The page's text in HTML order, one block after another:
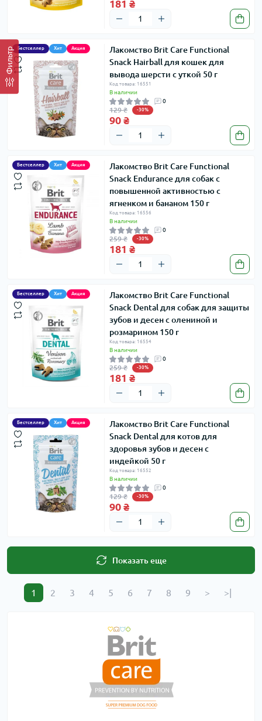
Фильтр
181 ₴
Бестселлер Хит Акция
Лакомство Brit Care Functional
Snack Hairball для кошек для
вывода шерсти с уткой 50 г
Код товара: 16551
В наличии
0
129 ₴ -30%
90 ₴
Бестселлер Хит Акция
Лакомство Brit Care Functional
Snack Endurance для собак с
повышенной активностью с
ягненком и бананом 150 г
Код товара: 16556
В наличии
0
259 ₴ -30%
181 ₴
Бестселлер Хит Акция
Лакомство Brit Care Functional
Snack Dental для собак для защиты
зубов и десен с олениной и
розмарином 150 г
Код товара: 16554
В наличии
0
259 ₴ -30%
181 ₴
Бестселлер Хит Акция
Лакомство Brit Care Functional
Snack Dental для котов для
здоровья зубов и десен с
индейкой 50 г
Код товара: 16552
В наличии
0
129 ₴ -30%
90 ₴
Показать еще
1 2 3 4 5 6 7 8 9 > >|